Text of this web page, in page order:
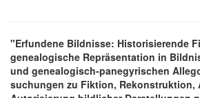
"Erfundene Bildnisse: Historisierende
genealogische Re­präsentation in
und genealogisch-panegyrischen
suchungen zu Fiktion, Re­konstruktion,